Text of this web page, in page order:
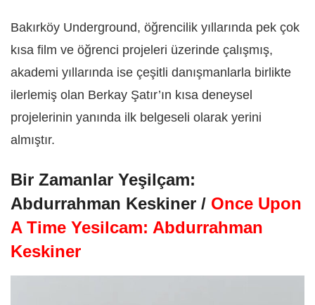
Bakırköy Underground, öğrencilik yıllarında pek çok
kısa film ve öğrenci projeleri üzerinde çalışmış,
akademi yıllarında ise çeşitli danışmanlarla birlikte
ilerlemiş olan Berkay Şatır’ın kısa deneysel
projelerinin yanında ilk belgeseli olarak yerini
almıştır.
Bir Zamanlar Yeşilçam:
Abdurrahman Keskiner / Once Upon
A Time Yesilcam: Abdurrahman
Keskiner